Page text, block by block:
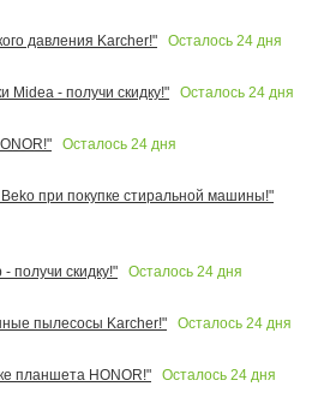
давления Karcher!"
Осталось 24 дня
Midea - получи скидку!"
Осталось 24 дня
Осталось 24 дня
при покупке стиральной машины!"
получи скидку!"
Осталось 24 дня
пылесосы Karcher!"
Осталось 24 дня
планшета HONOR!"
Осталось 24 дня